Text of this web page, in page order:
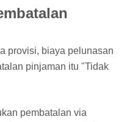
provisi, biaya pelunasan
pinjaman itu "Tidak
pembatalan via